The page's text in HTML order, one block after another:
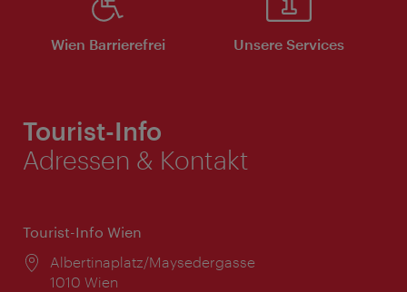
Wien Barrierefrei Unsere Services
Tourist-Info
Adressen & Kontakt
Tourist-Info Wien
Ort:
Albertinaplatz/Maysedergasse
1010 Wien